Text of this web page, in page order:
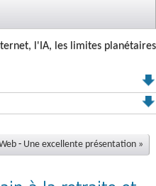
l'IA, les limites planétaires
- Une excellente présentation »